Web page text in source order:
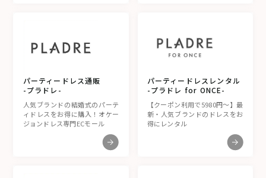
パーティードレス通販
-プラドレ-
人気ブランドの結婚式のパーテ
ィドレスをお得に購入！オケー
ジョンドレス専門ECモール
パーティードレスレンタル
-プラドレ for ONCE-
【クーポン利用で5980円〜】最
新・人気ブランドのドレスをお
得にレンタル